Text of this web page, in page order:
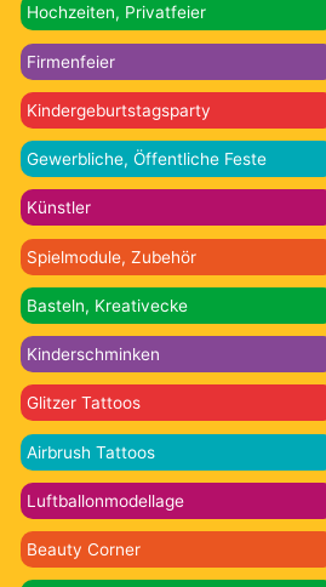
Hochzeiten, Privatfeier
Firmenfeier
Kindergeburtstagsparty
Gewerbliche, Öffentliche Feste
Künstler
Spielmodule, Zubehör
Basteln, Kreativecke
Kinderschminken
Glitzer Tattoos
Airbrush Tattoos
Luftballonmodellage
Beauty Corner